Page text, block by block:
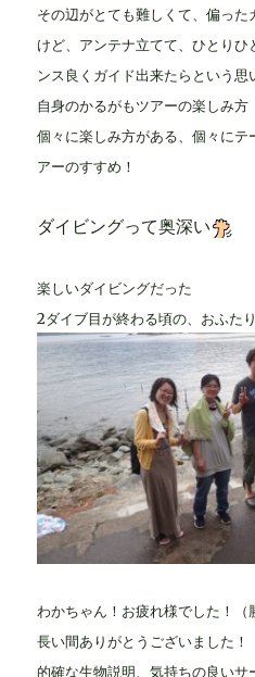
その辺がとても難しくて、偏った
けど、アンテナ立てて、ひとり
ンス良くガイド出来たらという
自身のかるがもツアーの楽しみ方
個々に楽しみ方がある、個々に
アーのすすめ！
ダイビングって奥深い
楽しいダイビングだった
2ダイブ目が終わる頃の、おふた
わかちゃん！お疲れ様でした！（
長い間ありがとうございました！
的確な生物説明、気持ちの良いサ